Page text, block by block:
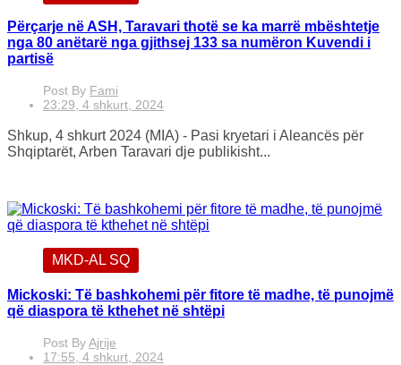
Përçarje në ASH, Taravari thotë se ka marrë mbështetje
nga 80 anëtarë nga gjithsej 133 sa numëron Kuvendi i
partisë
Post By Fami
23:29, 4 shkurt, 2024
Shkup, 4 shkurt 2024 (MIA) - Pasi kryetari i Aleancës për
Shqiptarët, Arben Taravari dje publikisht...
MKD-AL SQ
Mickoski: Të bashkohemi për fitore të madhe, të punojmë
që diaspora të kthehet në shtëpi
Post ByAjrije
17:55, 4 shkurt, 2024